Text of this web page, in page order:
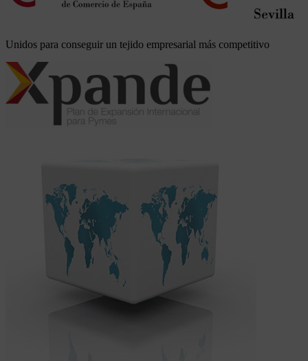
Unidos para conseguir un tejido empresarial más competitivo